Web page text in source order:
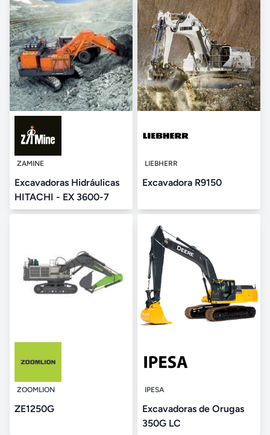
ZAMINE
Excavadoras Hidráulicas
HITACHI - EX 3600-7
LIEBHERR
Excavadora R9150
ZOOMLION
ZE1250G
IPESA
Excavadoras de Orugas
350G LC